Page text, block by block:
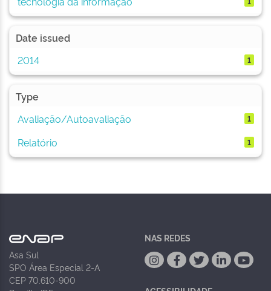
Date issued
2014
1
Type
Avaliação/Autoavaliação
1
Relatório 1
Asa Sul
SPO Área Especial 2-A
CEP 70.610-900
NAS REDES